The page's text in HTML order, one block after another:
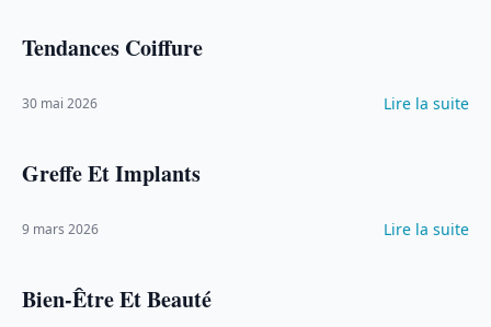
Tendances Coiffure
30 mai 2026 Lire la suite
Greffe Et Implants
9 mars 2026 Lire la suite
Bien-Être Et Beauté